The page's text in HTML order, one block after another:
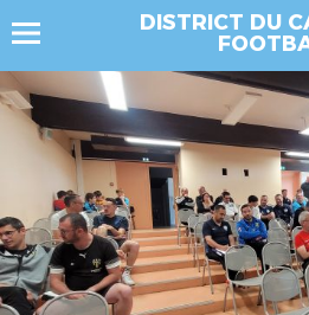
DISTRICT DU